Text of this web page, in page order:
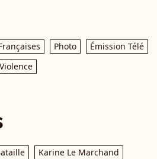
Photo
Émission Télé
Violence
Karine Le Marchand